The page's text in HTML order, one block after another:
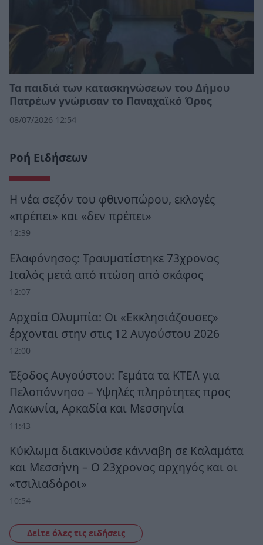
Τα παιδιά των κατασκηνώσεων του Δήμου
Πατρέων γνώρισαν το Παναχαϊκό Όρος
08/07/2026 12:54
Ροή Ειδήσεων
Η νέα σεζόν του φθινοπώρου, εκλογές
«πρέπει» και «δεν πρέπει»
12:39
Ελαφόνησος: Τραυματίστηκε 73χρονος
Ιταλός μετά από πτώση από σκάφος
12:07
Αρχαία Ολυμπία: Οι «Εκκλησιάζουσες»
έρχονται στην στις 12 Αυγούστου 2026
12:00
Έξοδος Αυγούστου: Γεμάτα τα ΚΤΕΛ για
Πελοπόννησο – Υψηλές πληρότητες προς
Λακωνία, Αρκαδία και Μεσσηνία
11:43
Κύκλωμα διακινούσε κάνναβη σε Καλαμάτα
και Μεσσήνη – Ο 23χρονος αρχηγός και οι
«τσιλιαδόροι»
10:54
Δείτε όλες τις ειδήσεις